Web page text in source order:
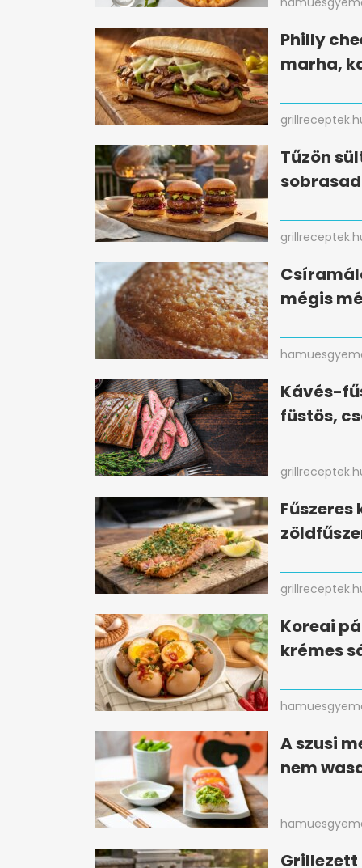
Philly
marha,
Tűzön
mégis
Kávés-
füstös,
Koreai
krémes
A szusi
nem